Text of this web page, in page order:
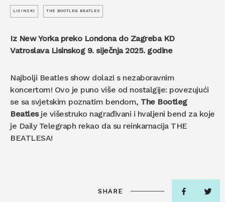
LISINSKI THE BOOTLEG BEATLES
Iz New Yorka preko Londona do Zagreba KD
Vatroslava Lisinskog 9. siječnja 2025. godine
Najbolji Beatles show dolazi s nezaboravnim
koncertom! Ovo je puno više od nostalgije: povezujući
se sa svjetskim poznatim bendom, The Bootleg
Beatlesje višestruko nagrađivani i hvaljeni bend za koje
je Daily Telegraph rekao da su reinkarnacija THE
BEATLESA!
SHARE